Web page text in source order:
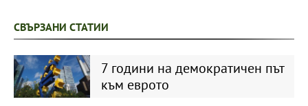
СВЪРЗАНИ СТАТИИ
7 години на демократичен път
към еврото